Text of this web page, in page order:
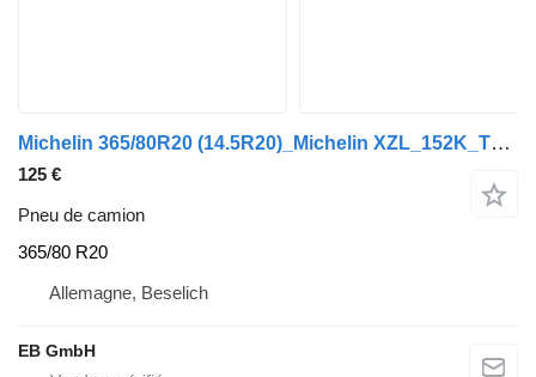
Michelin 365/80R20 (14.5R20)_Michelin XZL_152K_TL_10/20% Profil_Restpro
125 €
Pneu de camion
365/80 R20
Allemagne, Beselich
EB GmbH